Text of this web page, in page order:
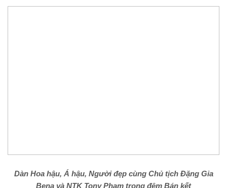
Dàn Hoa hậu, Á hậu, Người đẹp cùng Chủ tịch Đặng Gia
Bena và NTK Tony Phạm trong đêm Bán kết